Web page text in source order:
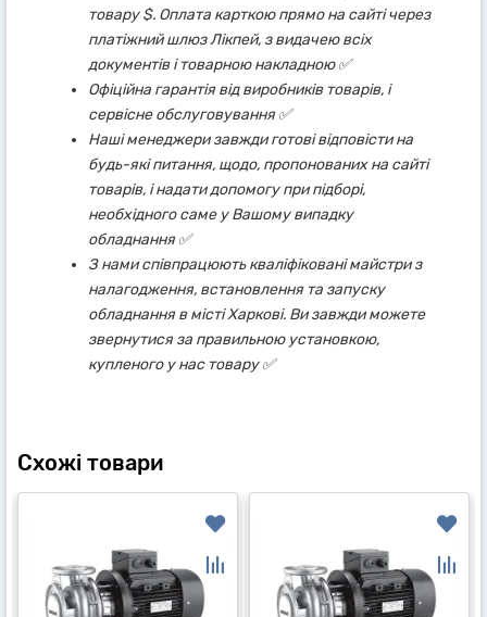
товару $. Оплата карткою прямо на сайті через
платіжний шлюз Лікпей, з видачею всіх
документів і товарною накладною ✅
Офіційна гарантія від виробників товарів, і
сервісне обслуговування ✅
Наші менеджери завжди готові відповісти на
будь-які питання, щодо, пропонованих на сайті
товарів, і надати допомогу при підборі,
необхідного саме у Вашому випадку
обладнання ✅
З нами співпрацюють кваліфіковані майстри з
налагодження, встановлення та запуску
обладнання в місті Харкові. Ви завжди можете
звернутися за правильною установкою,
купленого у нас товару ✅
Схожі товари